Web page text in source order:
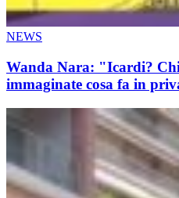
NEWS
Wanda Nara: "Icardi?
immaginate cosa fa in